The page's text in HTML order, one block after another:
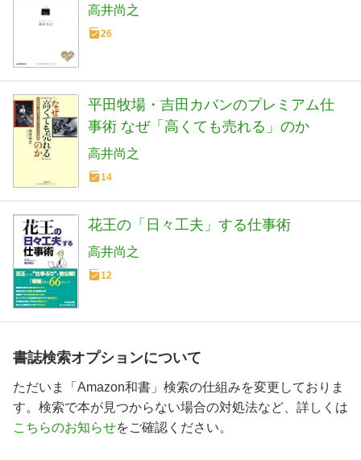
高井尚之
26
平田牧場・吉田カバンのプレミアム仕
事術 なぜ「高くても売れる」のか
高井尚之
14
花王の「日々工夫」する仕事術
高井尚之
12
書誌検索オプションについて
ただいま「Amazon和書」検索の仕組みを変更しておりま
す。検索で本が見つからない場合の対処法など、詳しくは
こちらのお知らせをご確認ください。